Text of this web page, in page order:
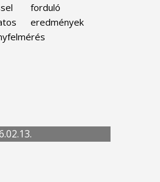
forduló
eredmények